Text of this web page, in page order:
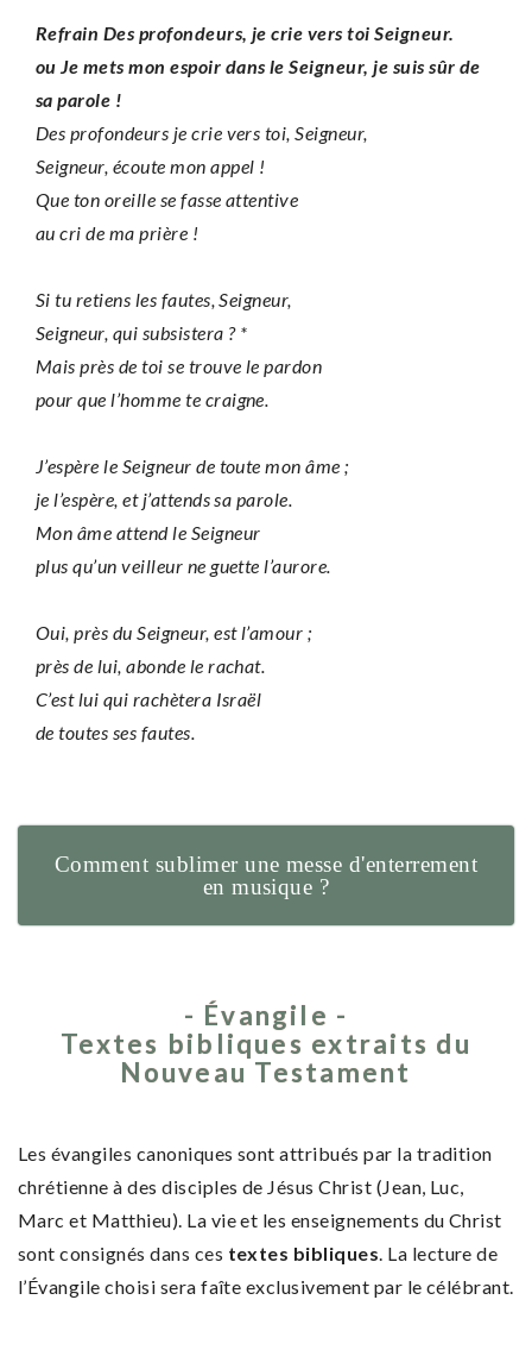
Refrain Des profondeurs, je crie vers toi Seigneur.
ou Je mets mon espoir dans le Seigneur, je suis sûr de
sa parole !
Des profondeurs je crie vers toi, Seigneur,
Seigneur, écoute mon appel !
Que ton oreille se fasse attentive
au cri de ma prière !
Si tu retiens les fautes, Seigneur,
Seigneur, qui subsistera ? *
Mais près de toi se trouve le pardon
pour que l’homme te craigne.
J’espère le Seigneur de toute mon âme ;
je l’espère, et j’attends sa parole.
Mon âme attend le Seigneur
plus qu’un veilleur ne guette l’aurore.
Oui, près du Seigneur, est l’amour ;
près de lui, abonde le rachat.
C’est lui qui rachètera Israël
de toutes ses fautes.
Comment sublimer une messe d'enterrement
en musique ?
- Évangile -
Textes bibliques extraits du
Nouveau Testament
Les évangiles canoniques sont attribués par la tradition
chrétienne à des disciples de Jésus Christ (Jean, Luc,
Marc et Matthieu). La vie et les enseignements du Christ
sont consignés dans ces textes bibliques. La lecture de
l’Évangile choisi sera faîte exclusivement par le célébrant.